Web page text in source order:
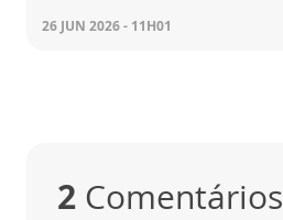
26 JUN 2026 - 11H01
2 Comentários